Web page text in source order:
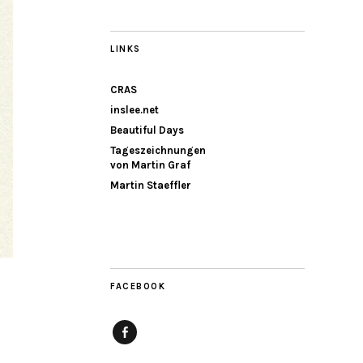
LINKS
CRAS
inslee.net
Beautiful Days
Tageszeichnungen
von Martin Graf
Martin Staeffler
FACEBOOK